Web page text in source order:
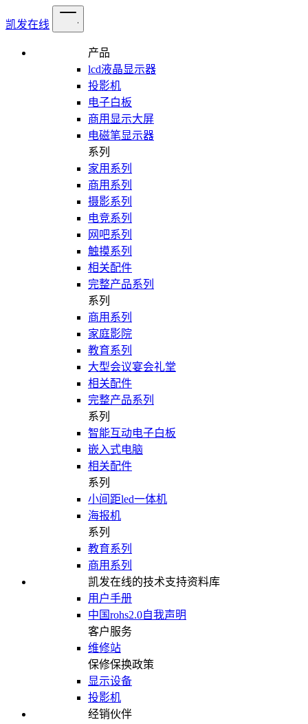
凯发在线
产品
lcd液晶显示器
投影机
电子白板
商用显示大屏
电磁笔显示器
系列
家用系列
商用系列
摄影系列
电竞系列
网吧系列
触摸系列
相关配件
完整产品系列
系列
商用系列
家庭影院
教育系列
大型会议宴会礼堂
相关配件
完整产品系列
系列
智能互动电子白板
嵌入式电脑
相关配件
系列
小间距led一体机
海报机
系列
教育系列
商用系列
凯发在线的技术支持资料库
用户手册
中国rohs2.0自我声明
客户服务
维修站
保修保换政策
显示设备
投影机
经销伙伴